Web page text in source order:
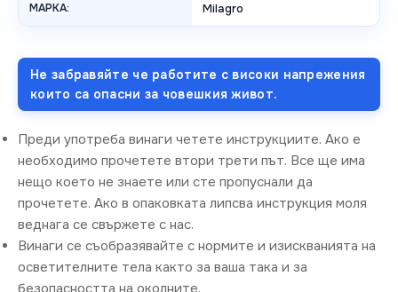
МАРКА: Milagro
Не забравяйте че работите с високи напрежения
които са опасни за човешкия живот.
Преди употреба винаги четете инструкциите. Ако е
необходимо прочетете втори трети път. Все ще има
нещо което не знаете или сте пропуснали да
прочетете. Ако в опаковката липсва инструкция моля
веднага се свържете с нас.
Винаги се съобразявайте с нормите и изискванията на
осветителните тела както за ваша така и за